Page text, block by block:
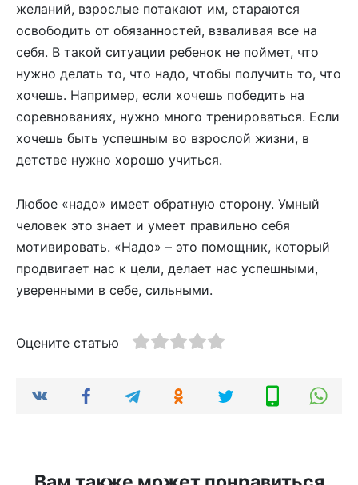
желаний, взрослые потакают им, стараются
освободить от обязанностей, взваливая все на
себя. В такой ситуации ребенок не поймет, что
нужно делать то, что надо, чтобы получить то, что
хочешь. Например, если хочешь победить на
соревнованиях, нужно много тренироваться. Если
хочешь быть успешным во взрослой жизни, в
детстве нужно хорошо учиться.
Любое «надо» имеет обратную сторону. Умный
человек это знает и умеет правильно себя
мотивировать. «Надо» – это помощник, который
продвигает нас к цели, делает нас успешными,
уверенными в себе, сильными.
Оцените статью